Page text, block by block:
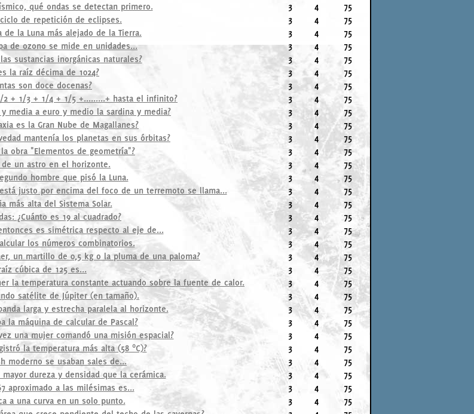
qué ondas se detectan primero. 3 4
75
de repetición de eclipses. 3 4
75
la Luna más alejado de la Tierra. 3 4
75
de ozono se mide en unidades... 3 4
75
sustancias inorgánicas naturales? 3 4
75
la raíz décima de 1024? 3 4
75
son doce docenas? 3 4
75
2 + 1/3 + 1/4 + 1/5 +.........+ hasta el infinito? 3 4
75
y media a euro y medio la sardina y media? 3 4
75
es la Gran Nube de Magallanes? 3 4
75
mantenía los planetas en sus órbitas? 3 4
75
obra "Elementos de geometría"? 3 4
75
de un astro en el horizonte. 3 4
75
hombre que pisó la Luna. 3 4
75
justo por encima del foco de un terremoto se llama... 3 4
75
más alta del Sistema Solar. 3 4
75
¿Cuánto es 19 al cuadrado? 3 4
75
es simétrica respecto al eje de... 3 4
75
los números combinatorios. 3 4
75
un martillo de 0,5 kg o la pluma de una paloma? 3 4
75
cúbica de 125 es... 3 4
75
la temperatura constante actuando sobre la fuente de calor. 3 4
75
satélite de Júpiter (en tamaño). 3 4
75
larga y estrecha paralela al horizonte. 3 4
75
la máquina de calcular de Pascal? 3 4
75
una mujer comandó una misión espacial? 3 4
75
la temperatura más alta (58 ºC)? 3 4
75
moderno se usaban sales de... 3 4
75
dureza y densidad que la cerámica. 3 4
75
aproximado a las milésimas es... 3 4
75
a una curva en un solo punto. 3 4
75